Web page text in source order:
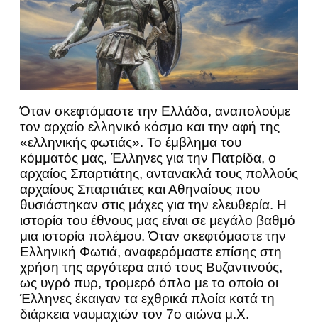
Όταν σκεφτόμαστε την Ελλάδα, αναπολούμε
τον αρχαίο ελληνικό κόσμο και την αφή της
«ελληνικής φωτιάς». Το έμβλημα του
κόμματός μας, Έλληνες για την Πατρίδα, ο
αρχαίος Σπαρτιάτης, αντανακλά τους πολλούς
αρχαίους Σπαρτιάτες και Αθηναίους που
θυσιάστηκαν στις μάχες για την ελευθερία. Η
ιστορία του έθνους μας είναι σε μεγάλο βαθμό
μια ιστορία πολέμου. Όταν σκεφτόμαστε την
Ελληνική Φωτιά, αναφερόμαστε επίσης στη
χρήση της αργότερα από τους Βυζαντινούς,
ως υγρό πυρ, τρομερό όπλο με το οποίο οι
Έλληνες έκαιγαν τα εχθρικά πλοία κατά τη
διάρκεια ναυμαχιών τον 7ο αιώνα μ.Χ.